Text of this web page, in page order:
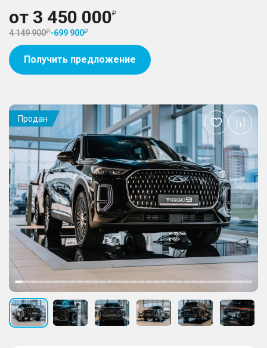
от 3 450 000
4 149 900 -699 900
Получить предложение
Продан
Добавить
в
избранное